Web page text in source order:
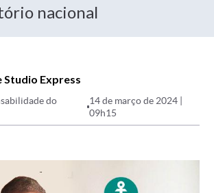
nacional
Studio Express
do
14 de março de 2024 |
09h15